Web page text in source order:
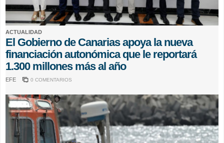
ACTUALIDAD
El Gobierno de Canarias apoya la nueva
financiación autonómica que le reportará
1.300 millones más al año
EFE 0 COMENTARIOS